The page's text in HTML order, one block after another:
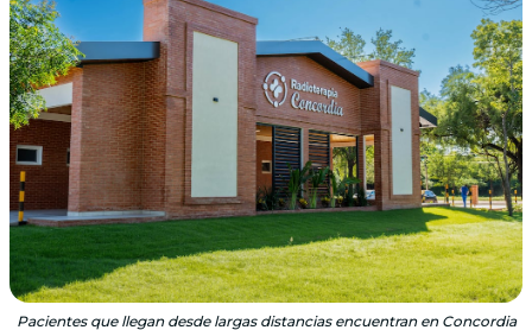
Pacientes que llegan desde largas distancias encuentran en Concordia